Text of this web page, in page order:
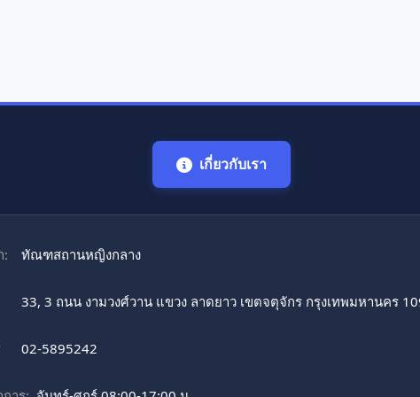
เกี่ยวกับเรา
: ทัณฑสถานหญิงกลาง
33, 3 ถนน งามวงศ์วาน แขวง ลาดยาว เขตจตุจักร กรุงเทพมหานคร
02-5895242